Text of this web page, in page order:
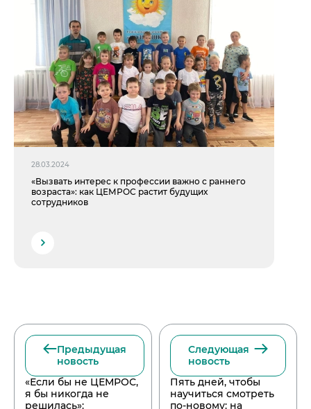
28.03.2024
«Вызвать интерес к профессии важно с раннего
возраста»: как ЦЕМРОС растит будущих
сотрудников
Предыдущая
новость
«Если бы не ЦЕМРОС,
я бы никогда не
решилась»:
Следующая
новость
Пять дней, чтобы
научиться смотреть
по-новому: на